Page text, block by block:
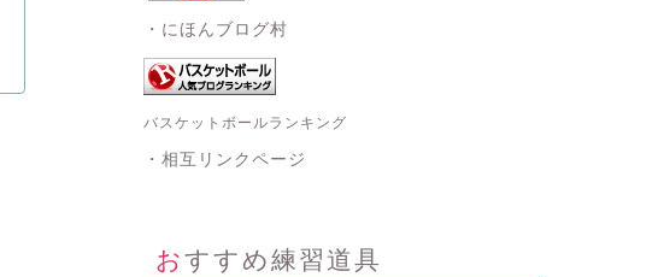
・にほんブログ村
バスケットボールランキング
・相互リンクページ
おすすめ練習道具